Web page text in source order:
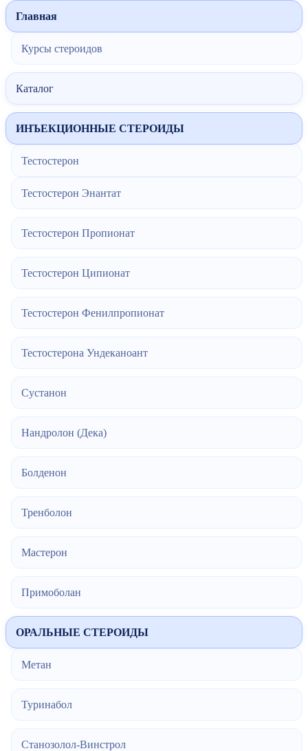
Главная
Курсы стероидов
Каталог
ИНЪЕКЦИОННЫЕ СТЕРОИДЫ
Тестостерон
Тестостерон Энантат
Тестостерон Пропионат
Тестостерон Ципионат
Тестостерон Фенилпропионат
Тестостерона Ундеканоант
Сустанон
Нандролон (Дека)
Болденон
Тренболон
Мастерон
Примоболан
ОРАЛЬНЫЕ СТЕРОИДЫ
Метан
Туринабол
Станозолол-Винстрол